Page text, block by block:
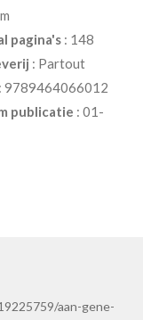
pagina's : 148
: Partout
: 9789464066012
publicatie : 01-
aan-gene-